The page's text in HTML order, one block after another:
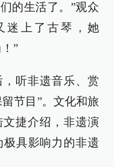
的生活了。”观众
迷上了古琴，她
”
听非遗音乐、赏
节目”。文化和旅
捷介绍，非遗演
具影响力的非遗